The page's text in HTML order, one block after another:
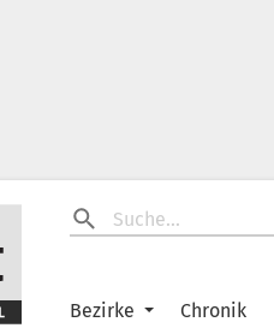
Bezirke Chronik